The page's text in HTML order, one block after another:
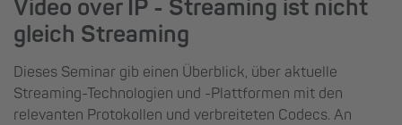
Video over IP - Streaming ist nicht
gleich Streaming
Dieses Seminar gib einen Überblick, über aktuelle
Streaming-Technologien und -Plattformen mit den
relevanten Protokollen und verbreiteten Codecs. An